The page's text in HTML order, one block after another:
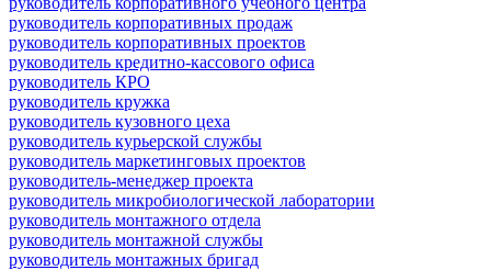
руководитель корпоративных продаж
руководитель корпоративных проектов
руководитель кредитно-кассового офиса
руководитель КРО
руководитель кружка
руководитель кузовного цеха
руководитель курьерской службы
руководитель маркетинговых проектов
руководитель-менеджер проекта
руководитель микробиологической лаборатории
руководитель монтажного отдела
руководитель монтажной службы
руководитель монтажных бригад